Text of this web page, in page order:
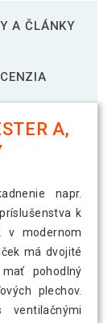
A ČLÁNKY
A,
napr.
k
v modernom
má dvojité
pohodlný
plechov.
ventilačnými